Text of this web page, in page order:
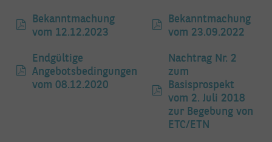
NACHRICHT SENDEN
Bekanntmachung
vom 12.12.2023
Bekanntmachung
vom 23.09.2022
Endgültige
Angebotsbedingungen
vom 08.12.2020
Nachtrag Nr. 2
zum
Basisprospekt
vom 2. Juli 2018
zur Begebung von
ETC/ETN